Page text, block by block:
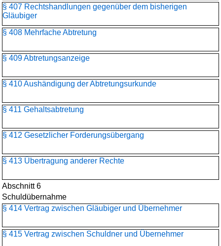
§ 407 Rechtshandlungen gegenüber dem bisherigen
Gläubiger
§ 408 Mehrfache Abtretung
§ 409 Abtretungsanzeige
§ 410 Aushändigung der Abtretungsurkunde
§ 411 Gehaltsabtretung
§ 412 Gesetzlicher Forderungsübergang
§ 413 Übertragung anderer Rechte
Abschnitt 6
Schuldübernahme
§ 414 Vertrag zwischen Gläubiger und Übernehmer
§ 415 Vertrag zwischen Schuldner und Übernehmer